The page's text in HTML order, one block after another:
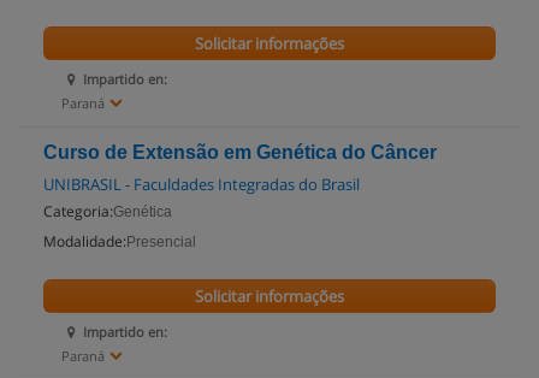
Impartido en:
Paraná
Solicitar informações
Curso de Extensão em Genética do Câncer
UNIBRASIL - Faculdades Integradas do Brasil
Categoria:Genética
Modalidade: Presencial
Impartido en:
Paraná
Solicitar informações